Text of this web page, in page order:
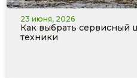
23 июня, 2026
Как выбрать сервисный
техники